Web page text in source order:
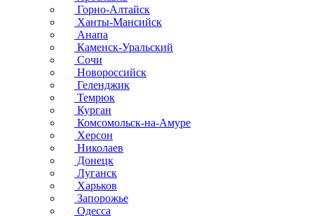
Горно-Алтайск
Ханты-Мансийск
Анапа
Каменск-Уральский
Сочи
Новороссийск
Геленджик
Темрюк
Курган
Комсомольск-на-Амуре
Херсон
Николаев
Донецк
Луганск
Харьков
Запорожье
Одесса